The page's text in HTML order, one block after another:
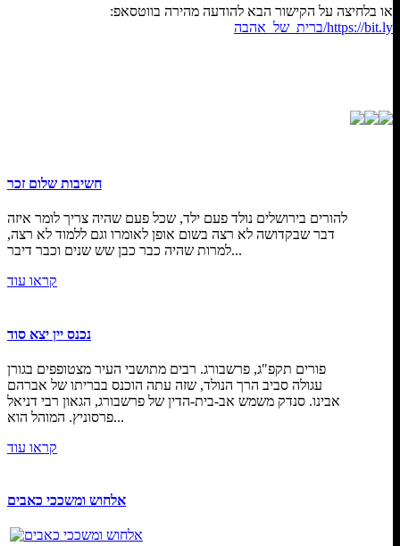
או בלחיצה על הקישור הבא להודעה מהירה בווטסאפ:
https://bit.ly/ברית_של_אהבה
חשיבות שלום זכר
להורים בירושלים נולד פעם ילד, שכל פעם שהיה צריך לומר איזה
דבר שבקדושה לא רצה בשום אופן לאומרו וגם ללמוד לא רצה,
למרות שהיה כבר כבן שש שנים וכבר דיבר...
קראו עוד
נכנס יין יצא סוד
פורים תקפ"ג, פרשבורג. רבים מתושבי העיר מצטופפים בגורן
עגולה סביב הרך הנולד, שזה עתה הוכנס בבריתו של אברהם
אבינו. סנדק משמש אב-בית-הדין של פרשבורג, הגאון רבי דניאל
פרסוניץ. המוהל הוא...
קראו עוד
אלחוש ומשככי כאבים